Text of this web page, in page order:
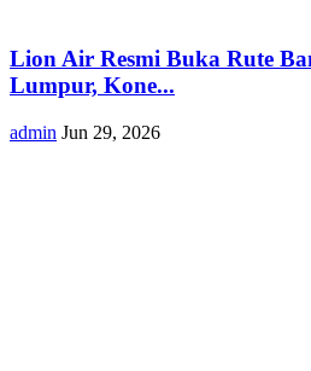
Lion Air Resmi Buka Rute
Lumpur, Kone...
admin Jun 29, 2026